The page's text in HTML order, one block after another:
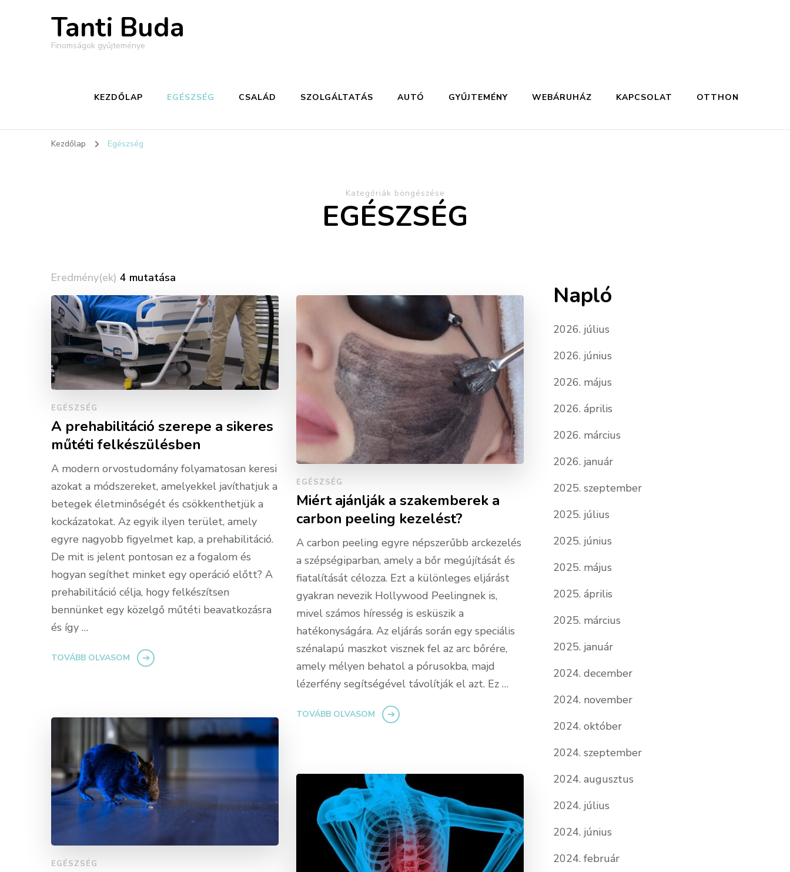
Tanti Buda
Finomságok gyűjteménye
KEZDŐLAP EGÉSZSÉG CSALÁD SZOLGÁLTATÁS AUTÓ GYŰJTEMÉNY WEBÁRUHÁZ KAPCSOLAT OTTHON
Kezdőlap Egészség
Kategóriák böngészése
EGÉSZSÉG
Eredmény(ek) 4 mutatása
EGÉSZSÉG
A prehabilitáció szerepe a sikeres
műtéti felkészülésben
A modern orvostudomány folyamatosan keresi
azokat a módszereket, amelyekkel javíthatjuk a
betegek életminőségét és csökkenthetjük a
kockázatokat. Az egyik ilyen terület, amely
egyre nagyobb figyelmet kap, a prehabilitáció.
De mit is jelent pontosan ez a fogalom és
hogyan segíthet minket egy operáció előtt? A
prehabilitáció célja, hogy felkészítsen
bennünket egy közelgő műtéti beavatkozásra
és így …
TOVÁBB OLVASOM
EGÉSZSÉG
Miért ajánlják a szakemberek a
carbon peeling kezelést?
A carbon peeling egyre népszerűbb arckezelés
a szépségiparban, amely a bőr megújítását és
fiatalítását célozza. Ezt a különleges eljárást
gyakran nevezik Hollywood Peelingnek is,
mivel számos híresség is esküszik a
hatékonyságára. Az eljárás során egy speciális
szénalapú maszkot visznek fel az arc bőrére,
amely mélyen behatol a pórusokba, majd
lézerfény segítségével távolítják el azt. Ez …
TOVÁBB OLVASOM
EGÉSZSÉG
Napló
2026. július
2026. június
2026. május
2026. április
2026. március
2026. január
2025. szeptember
2025. július
2025. június
2025. május
2025. április
2025. március
2025. január
2024. december
2024. november
2024. október
2024. szeptember
2024. augusztus
2024. július
2024. június
2024. február